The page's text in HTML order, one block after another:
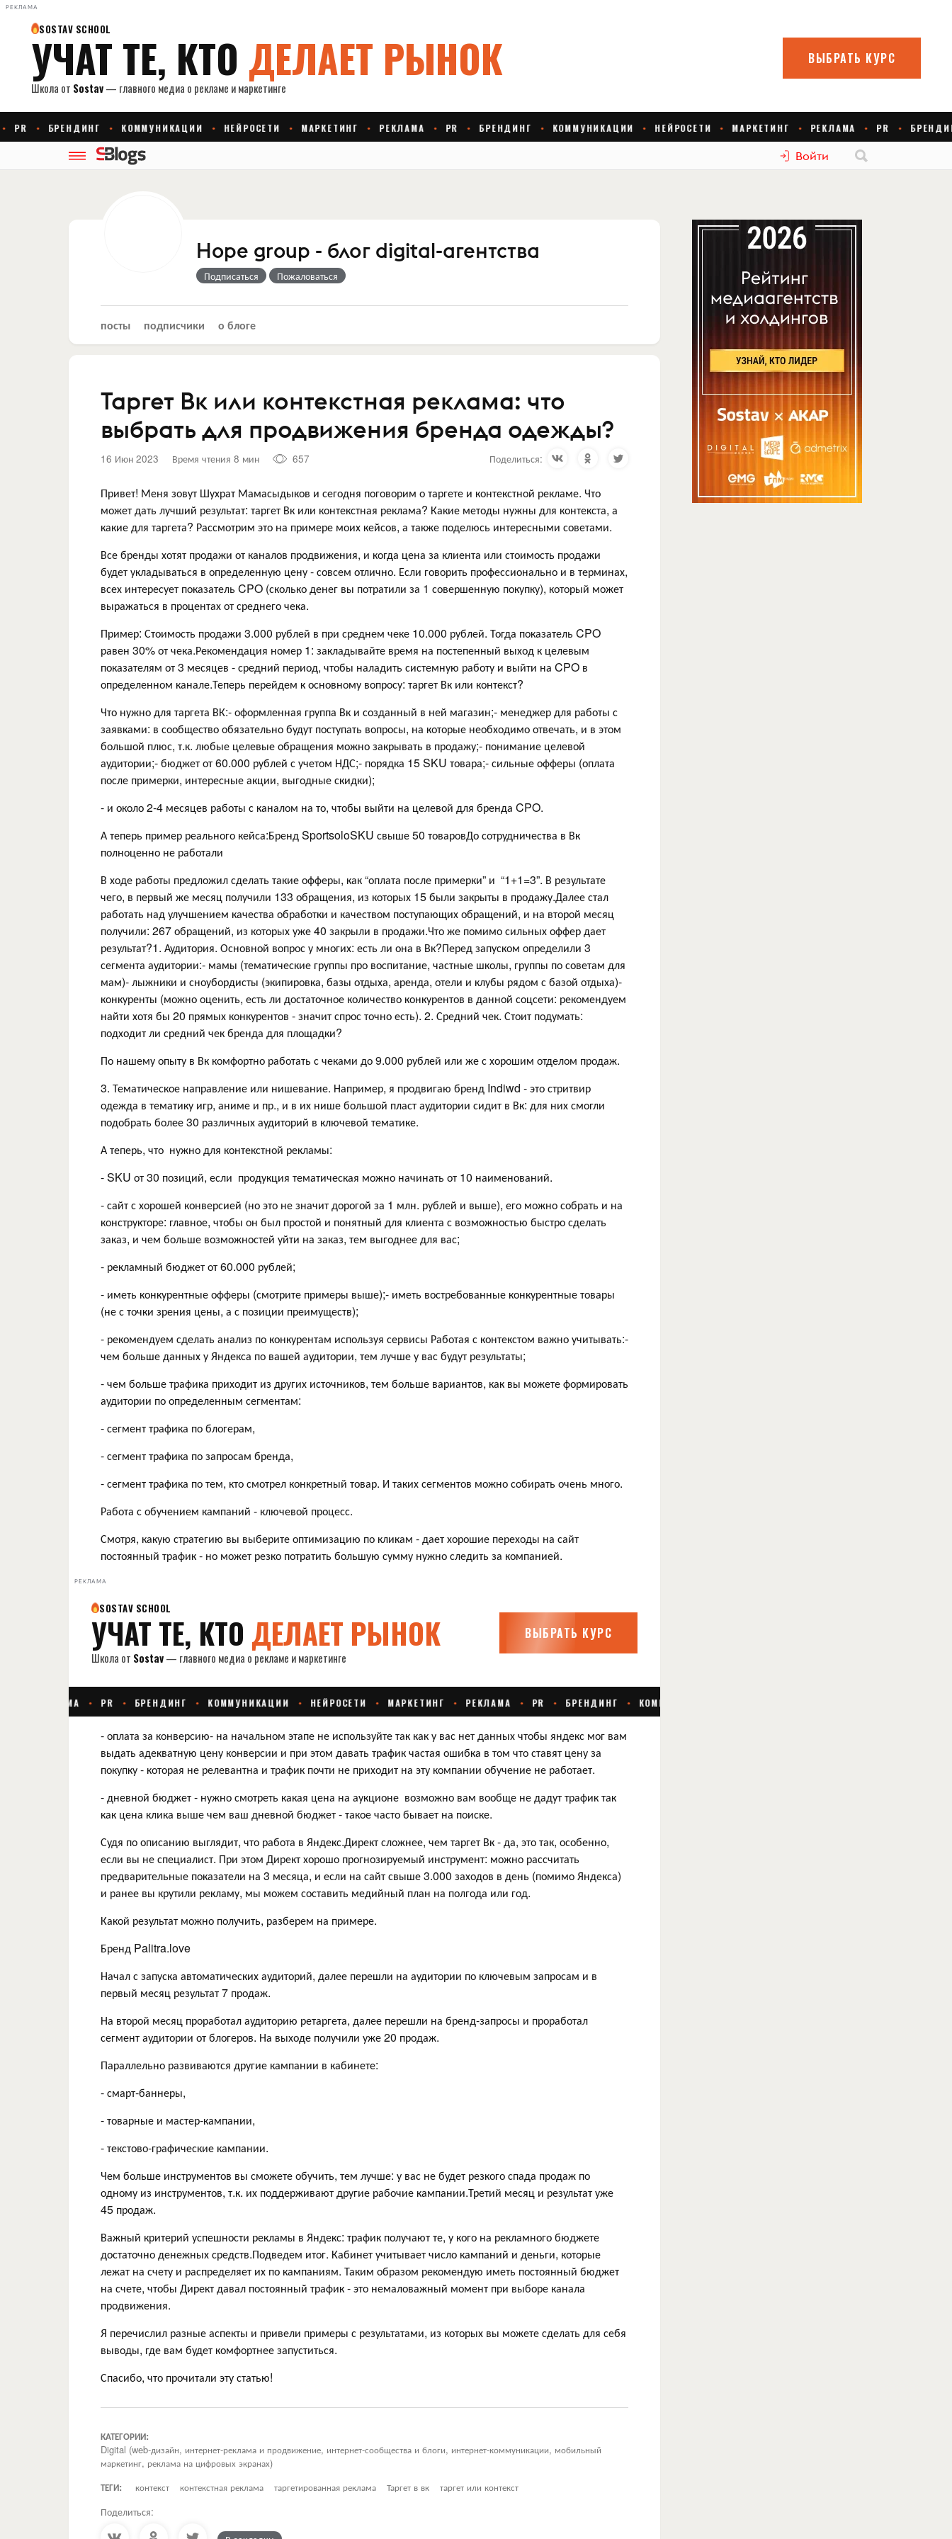
РЕКЛАМА
Войти
Hope group - блог digital-агентства
Подписаться Пожаловаться
посты подписчики о блоге
Таргет Вк или контекстная реклама: что
выбрать для продвижения бренда одежды?
16 Июн 2023 Время чтения 8 мин 657 Поделиться:
Привет! Меня зовут Шухрат Мамасыдыков и сегодня поговорим о таргете и контекстной рекламе. Что
может дать лучший результат: таргет Вк или контекстная реклама? Какие методы нужны для контекста, а
какие для таргета? Рассмотрим это на примере моих кейсов, а также поделюсь интересными советами.
Все бренды хотят продажи от каналов продвижения, и когда цена за клиента или стоимость продажи
будет укладываться в определенную цену - совсем отлично. Если говорить профессионально и в терминах,
всех интересует показатель CPO (сколько денег вы потратили за 1 совершенную покупку), который может
выражаться в процентах от среднего чека.
Пример: Стоимость продажи 3.000 рублей в при среднем чеке 10.000 рублей. Тогда показатель CPO
равен 30% от чека.Рекомендация номер 1: закладывайте время на постепенный выход к целевым
показателям от 3 месяцев - средний период, чтобы наладить системную работу и выйти на CPO в
определенном канале.Теперь перейдем к основному вопросу: таргет Вк или контекст?
Что нужно для таргета ВК:- оформленная группа Вк и созданный в ней магазин;- менеджер для работы с
заявками: в сообщество обязательно будут поступать вопросы, на которые необходимо отвечать, и в этом
большой плюс, т.к. любые целевые обращения можно закрывать в продажу;- понимание целевой
аудитории;- бюджет от 60.000 рублей с учетом НДС;- порядка 15 SKU товара;- сильные офферы (оплата
после примерки, интересные акции, выгодные скидки);
- и около 2-4 месяцев работы с каналом на то, чтобы выйти на целевой для бренда CPO.
А теперь пример реального кейса:Бренд SportsoloSKU свыше 50 товаровДо сотрудничества в Вк
полноценно не работали
В ходе работы предложил сделать такие офферы, как “оплата после примерки” и “1+1=3”. В результате
чего, в первый же месяц получили 133 обращения, из которых 15 были закрыты в продажу.Далее стал
работать над улучшением качества обработки и качеством поступающих обращений, и на второй месяц
получили: 267 обращений, из которых уже 40 закрыли в продажи.Что же помимо сильных оффер дает
результат?1. Аудитория. Основной вопрос у многих: есть ли она в Вк?Перед запуском определили 3
сегмента аудитории:- мамы (тематические группы про воспитание, частные школы, группы по советам для
мам)- лыжники и сноубордисты (экипировка, базы отдыха, аренда, отели и клубы рядом с базой отдыха)-
конкуренты (можно оценить, есть ли достаточное количество конкурентов в данной соцсети: рекомендуем
найти хотя бы 20 прямых конкурентов - значит спрос точно есть). 2. Средний чек. Стоит подумать:
подходит ли средний чек бренда для площадки?
По нашему опыту в Вк комфортно работать с чеками до 9.000 рублей или же с хорошим отделом продаж.
3. Тематическое направление или нишевание. Например, я продвигаю бренд Indiwd - это стритвир
одежда в тематику игр, аниме и пр., и в их нише большой пласт аудитории сидит в Вк: для них смогли
подобрать более 30 различных аудиторий в ключевой тематике.
А теперь, что нужно для контекстной рекламы:
- SKU от 30 позиций, если продукция тематическая можно начинать от 10 наименований.
- сайт с хорошей конверсией (но это не значит дорогой за 1 млн. рублей и выше), его можно собрать и на
конструкторе: главное, чтобы он был простой и понятный для клиента с возможностью быстро сделать
заказ, и чем больше возможностей уйти на заказ, тем выгоднее для вас;
- рекламный бюджет от 60.000 рублей;
- иметь конкурентные офферы (смотрите примеры выше);- иметь востребованные конкурентные товары
(не с точки зрения цены, а с позиции преимуществ);
- рекомендуем сделать анализ по конкурентам используя сервисы Работая с контекстом важно учитывать:-
чем больше данных у Яндекса по вашей аудитории, тем лучше у вас будут результаты;
- чем больше трафика приходит из других источников, тем больше вариантов, как вы можете формировать
аудитории по определенным сегментам:
- сегмент трафика по блогерам,
- сегмент трафика по запросам бренда,
- сегмент трафика по тем, кто смотрел конкретный товар. И таких сегментов можно собирать очень много.
Работа с обучением кампаний - ключевой процесс.
Смотря, какую стратегию вы выберите оптимизацию по кликам - дает хорошие переходы на сайт
постоянный трафик - но может резко потратить большую сумму нужно следить за компанией.
РЕКЛАМА
- оплата за конверсию- на начальном этапе не используйте так как у вас нет данных чтобы яндекс мог вам
выдать адекватную цену конверсии и при этом давать трафик частая ошибка в том что ставят цену за
покупку - которая не релевантна и трафик почти не приходит на эту компании обучение не работает.
- дневной бюджет - нужно смотреть какая цена на аукционе возможно вам вообще не дадут трафик так
как цена клика выше чем ваш дневной бюджет - такое часто бывает на поиске.
Судя по описанию выглядит, что работа в Яндекс.Директ сложнее, чем таргет Вк - да, это так, особенно,
если вы не специалист. При этом Директ хорошо прогнозируемый инструмент: можно рассчитать
предварительные показатели на 3 месяца, и если на сайт свыше 3.000 заходов в день (помимо Яндекса)
и ранее вы крутили рекламу, мы можем составить медийный план на полгода или год.
Какой результат можно получить, разберем на примере.
Бренд Palitra.love
Начал с запуска автоматических аудиторий, далее перешли на аудитории по ключевым запросам и в
первый месяц результат 7 продаж.
На второй месяц проработал аудиторию ретаргета, далее перешли на бренд-запросы и проработал
сегмент аудитории от блогеров. На выходе получили уже 20 продаж.
Параллельно развиваются другие кампании в кабинете:
- смарт-баннеры,
- товарные и мастер-кампании,
- текстово-графические кампании.
Чем больше инструментов вы сможете обучить, тем лучше: у вас не будет резкого спада продаж по
одному из инструментов, т.к. их поддерживают другие рабочие кампании.Третий месяц и результат уже
45 продаж.
Важный критерий успешности рекламы в Яндекс: трафик получают те, у кого на рекламного бюджете
достаточно денежных средств.Подведем итог. Кабинет учитывает число кампаний и деньги, которые
лежат на счету и распределяет их по кампаниям. Таким образом рекомендую иметь постоянный бюджет
на счете, чтобы Директ давал постоянный трафик - это немаловажный момент при выборе канала
продвижения.
Я перечислил разные аспекты и привели примеры с результатами, из которых вы можете сделать для себя
выводы, где вам будет комфортнее запуститься.
Спасибо, что прочитали эту статью!
КАТЕГОРИИ:
Digital (web-дизайн, интернет-реклама и продвижение, интернет-сообщества и блоги, интернет-коммуникации, мобильный
маркетинг, реклама на цифровых экранах)
ТЕГИ:
контекст контекстная реклама таргетированная реклама Таргет в вк таргет или контекст
Поделиться: